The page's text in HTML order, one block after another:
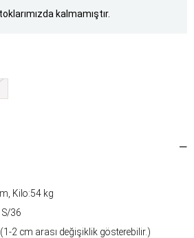
kalmamıştır.
Kilo:54 kg
S/36
2 cm arası değişiklik gösterebilir.)